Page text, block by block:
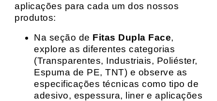
aplicações para cada um dos nossos
produtos:
Na seção de Fitas Dupla Face,
explore as diferentes categorias
(Transparentes, Industriais, Poliéster,
Espuma de PE, TNT) e observe as
especificações técnicas como tipo de
adesivo, espessura, liner e aplicações